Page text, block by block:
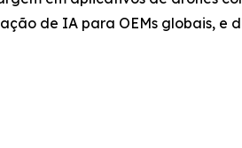
de IA para OEMs globais, e